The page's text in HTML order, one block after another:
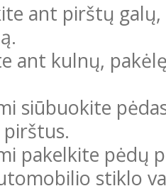
ant pirštų
ant kulnų,
siūbuokite
pakelkite pėdų
stiklo